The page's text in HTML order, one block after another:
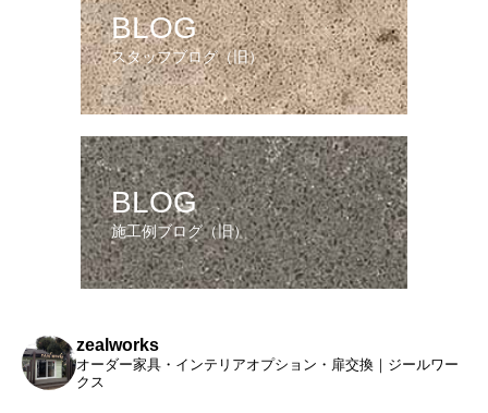
BLOG
スタッフブログ（旧）
BLOG
施工例ブログ（旧）
zealworks
オーダー家具・インテリアオプション・扉交換｜ジールワー
クス